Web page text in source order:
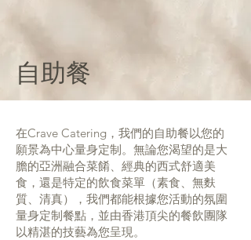
自助餐
在Crave Catering，我們的自助餐以您的
願景為中心量身定制。無論您渴望的是大
膽的亞洲融合菜餚、經典的西式舒適美
食，還是特定的飲食菜單（素食、無麩
質、清真），我們都能根據您活動的氛圍
量身定制餐點，並由香港頂尖的餐飲團隊
以精湛的技藝為您呈現。